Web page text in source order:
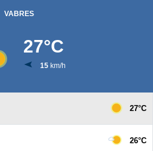
VABRES
27°C
15km/h
27°C
26°C